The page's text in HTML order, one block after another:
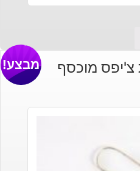
צ'יפס מוכסף מבצע!